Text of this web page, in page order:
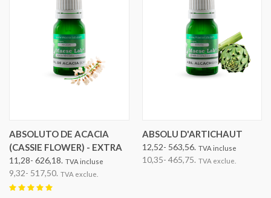
ABSOLUTO DE ACACIA
(CASSIE FLOWER) - EXTRA
11,28- 626,18. TVA incluse
9,32- 517,50. TVA exclue.
ABSOLU D'ARTICHAUT
12,52- 563,56. TVA incluse
10,35- 465,75. TVA exclue.